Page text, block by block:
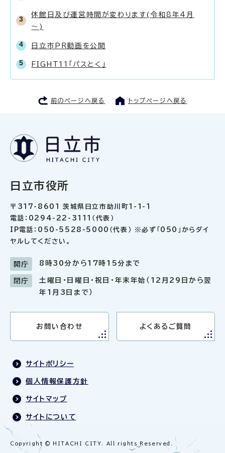
休館日及び運営時間が変わります(令和8年4月
～)
日立市PR動画を公開
FIGHT11「パスとく」
前のページへ戻る トップページへ戻る
日立市役所
〒317-8601 茨城県日立市助川町1-1-1
電話：0294-22-3111（代表）
IP電話：050-5528-5000（代表） ※必ず「050」からダイ
ヤルしてください。
開庁 8時30分から17時15分まで
閉庁
土曜日・日曜日・祝日・年末年始（12月29日から翌
年1月3日まで）
お問い合わせ よくあるご質問
サイトポリシー
個人情報保護方針
サイトマップ
サイトについて
Copyright © HITACHI CITY. All rights Reserved.